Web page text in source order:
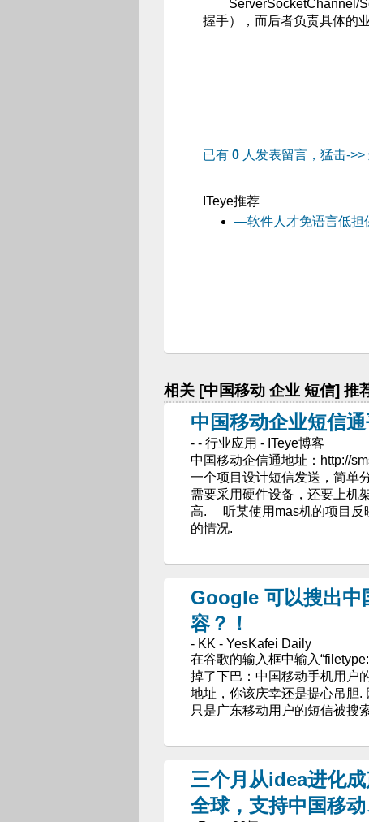
ServerSocketChannel/
握手），而后者负责具体的
已有 0 人发表留言，猛击->>
ITeye推荐
—软件人才免语言低
相关 [中国移动 企业 短信] 推
中国移动企业短信
- - 行业应用 - ITeye博客
中国移动企信通地址：http://
一个项目设计短信发送，简单
需要采用硬件设备，还要上机
高. 听某使用mas机的项目反
的情况.
Google 可以搜出中
容？！
- KK - YesKafei Daily
在谷歌的输入框中输入
掉了下巴：中国移动手机用户
地址，你该庆幸还是提心吊胆.
只是广东移动用户的短信被搜
三个月从idea进化
全球，支持中国移